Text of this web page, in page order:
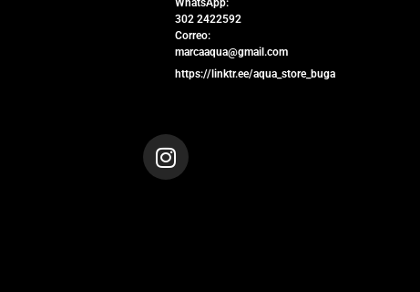
WhatsApp:
302 2422592
Correo:
marcaaqua@gmail.com
https://linktr.ee/aqua_store_buga